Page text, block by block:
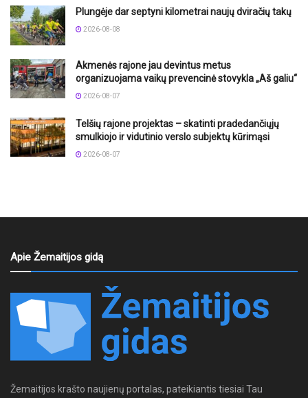
Plungėje dar septyni kilometrai naujų dviračių takų
2026-08-08
Akmenės rajone jau devintus metus
organizuojama vaikų prevencinė stovykla „Aš galiu“
2026-08-07
Telšių rajone projektas – skatinti pradedančiųjų
smulkiojo ir vidutinio verslo subjektų kūrimąsi
2026-08-07
Apie Žemaitijos gidą
Žemaitijos krašto naujienų portalas, pateikiantis tiesiai Tau